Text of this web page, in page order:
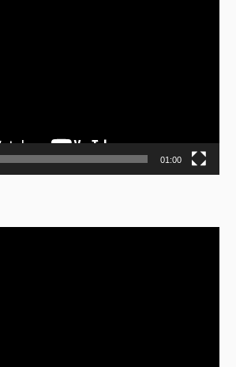
01:00